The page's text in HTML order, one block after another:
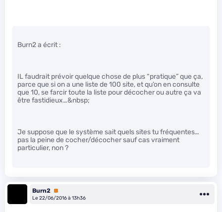
Burn2 a écrit :
IL faudrait prévoir quelque chose de plus “pratique” que ça,
parce que si on a une liste de 100 site, et qu’on en consulte
que 10, se farcir toute la liste pour décocher ou autre ça va
être fastidieux…&nbsp;
Je suppose que le système sait quels sites tu fréquentes…
pas la peine de cocher/décocher sauf cas vraiment
particulier, non ?
Burn2 Premium
Le 22/06/2016 à 13h36